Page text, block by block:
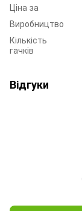
Ціна за
Виробництво
Кількість
гачків
Відгуки